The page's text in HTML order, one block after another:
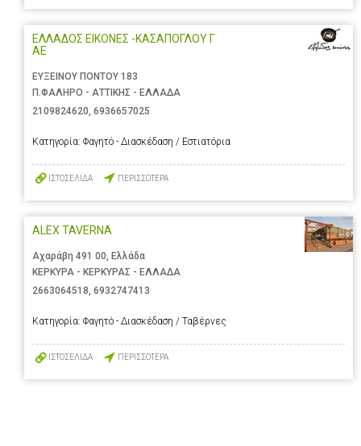
ΕΛΛΑΔΟΣ ΕΙΚΟΝΕΣ -ΚΑΣΑΠΟΓΛΟΥ Γ
ΑΕ
ΕΥΞΕΙΝΟΥ ΠΟΝΤΟΥ 183
Π.ΦΑΛΗΡΟ - ΑΤΤΙΚΗΣ - ΕΛΛΑΔΑ
2109824620, 6936657025
Κατηγορία: Φαγητό - Διασκέδαση / Εστιατόρια
ΙΣΤΟΣΕΛΙΔΑ ΠΕΡΙΣΣΟΤΕΡΑ
ALEX TAVERNA
Αχαράβη 491 00, Ελλάδα
ΚΕΡΚΥΡΑ - ΚΕΡΚΥΡΑΣ - ΕΛΛΑΔΑ
2663064518 6932747413
Κατηγορία: Φαγητό - Διασκέδαση / Ταβέρνες
ΙΣΤΟΣΕΛΙΔΑ ΠΕΡΙΣΣΟΤΕΡΑ